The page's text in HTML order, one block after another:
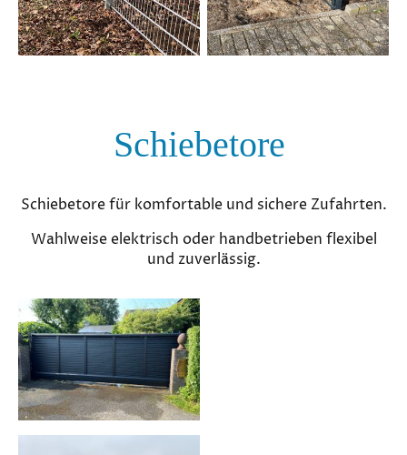
Schiebetore
Schiebetore für komfortable und sichere Zufahrten.
Wahlweise elektrisch oder handbetrieben flexibel
und zuverlässig.